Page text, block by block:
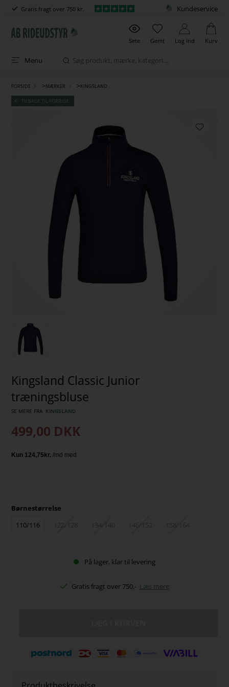
Gratis fragt over 750 kr. Kundeservice
Sete Gemt Log ind Kurv
Menu
FORSIDE >MÆRKER >KINGSLAND
TILBAGE TIL FORRIGE
Kingsland Classic Junior
træningsbluse
SE MERE FRA KINGSLAND
499,00 DKK
Børnestørrelse
110/116
På lager, klar til levering
Gratis fragt over 750,- Læs mere